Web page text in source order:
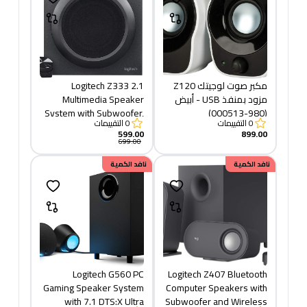
مكبر صوت لوجيتك Z120
مزود بمنفذ USB - أبيض
(980-000513)
0التقييمات
899.00
Logitech Z333 2.1
Multimedia Speaker
System with Subwoofer,
Rich Bold Sound, 80
Watts Peak Power,
Strong Bass, 3.5mm
Audio and RCA Inputs,
TV/Smartphone/Tablet/Music
Player, Black
0التقييمات
599.00
699.00
خصم160.00
نافد الكمية
Logitech Z407 Bluetooth
Computer Speakers with
Subwoofer and Wireless
خصم500.00
نافد الكمية
Logitech G560 PC
Gaming Speaker System
with 7.1 DTS:X Ultra